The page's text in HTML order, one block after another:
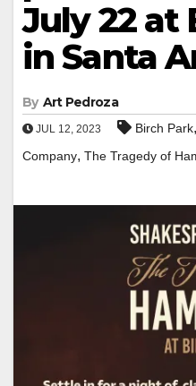
July 22 at
in Santa
By Art Pedroza
JUL 12, 2023 Birch Park,
Company, The Tragedy of